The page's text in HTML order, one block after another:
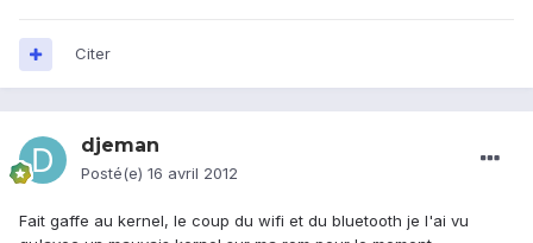
Citer
djeman
Posté(e) 16 avril 2012
Fait gaffe au kernel, le coup du wifi et du bluetooth je l'ai vu